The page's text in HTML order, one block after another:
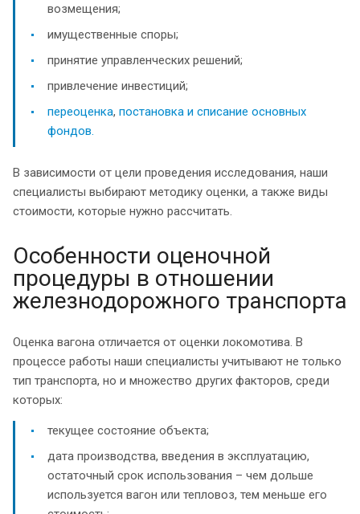
возмещения;
имущественные споры;
принятие управленческих решений;
привлечение инвестиций;
переоценка, постановка и списание основных
фондов.
В зависимости от цели проведения исследования, наши
специалисты выбирают методику оценки, а также виды
стоимости, которые нужно рассчитать.
Особенности оценочной
процедуры в отношении
железнодорожного транспорта
Оценка вагона отличается от оценки локомотива. В
процессе работы наши специалисты учитывают не только
тип транспорта, но и множество других факторов, среди
которых:
текущее состояние объекта;
дата производства, введения в эксплуатацию,
остаточный срок использования – чем дольше
используется вагон или тепловоз, тем меньше его